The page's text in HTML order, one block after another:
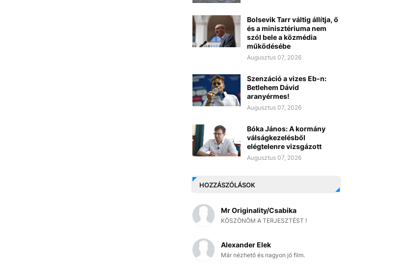
Bolsevik Tarr váltig állítja, ő
és a minisztériuma nem
szól bele a közmédia
működésébe
Augusztus 07, 2026
Szenzáció a vizes Eb-n:
Betlehem Dávid
aranyérmes!
Augusztus 07, 2026
Bóka János: A kormány
válságkezelésből
elégtelenre vizsgázott
Augusztus 07, 2026
HOZZÁSZÓLÁSOK
Mr Originality/Csabika
KÖSZÖNÖM A TERJESZTÉST !
Alexander Elek
Már nézhető és nagyon jó film.